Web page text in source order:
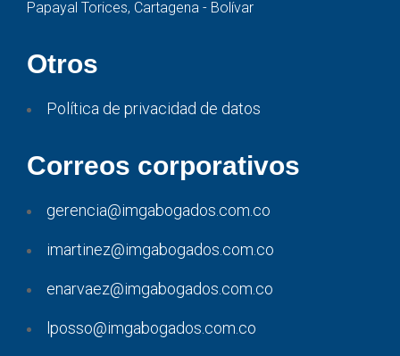
Papayal Torices, Cartagena - Bolívar
Otros
Política de privacidad de datos
Correos corporativos
gerencia@imgabogados.com.co
imartinez@imgabogados.com.co
enarvaez@imgabogados.com.co
lposso@imgabogados.com.co